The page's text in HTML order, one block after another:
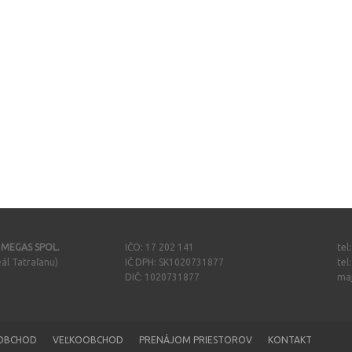
SPOL.
Tatraľanu)
IČO: 17 202 141
IČ DPH: SK1020731877
DIČ: 1020731877
VEĽKOOBCHOD PRENÁJOM PRIESTOROV KONTAKT